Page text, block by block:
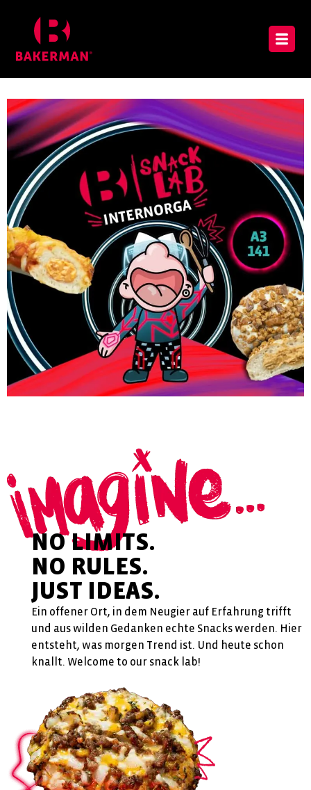
NO LIMITS.
NO RULES.
JUST IDEAS.
Ein offener Ort, in dem Neugier auf Erfahrung trifft
und aus wilden Gedanken echte Snacks werden. Hier
entsteht, was morgen Trend ist. Und heute schon
knallt. Welcome to our snack lab!